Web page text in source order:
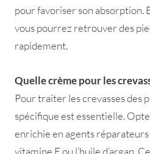
pour favoriser son absorption.
vous pourrez retrouver des
rapidement.
Quelle crème pour les
Pour traiter les crevasses des
spécifique est essentielle.
enrichie en agents réparateurs
vitamine E ou l’huile d’argan.